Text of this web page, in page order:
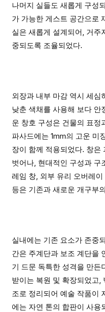
나머지 실들도 새롭게 구성
가 가능한 게스트 공간으로
실은 새롭게 설계되어, 거주
중되도록 조율되었다.
외장과 내부 마감 역시 세심
낮춘 색채를 사용해 보다 안
운 창호 구성은 건물의 표정
파사드에는 1mm의 고운 미
장이 함께 적용되었다. 창은
벗어나, 현대적인 구성과 구
레임 창, 외부 유리 오버레
등은 기존과 새로운 개구부
실내에는 기존 요소가 존중
간은 주계단과 보조 계단을
기 드문 독특한 성격을 만든
받이는 복원 및 확장되었고,
조로 정리되어 예술 작품이
에는 자연 톤의 합판이 사용